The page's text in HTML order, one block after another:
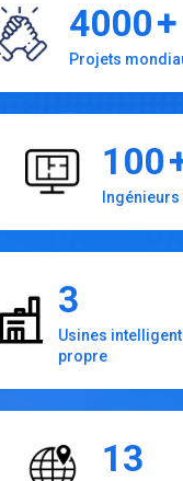
4000+
Projets
100
3
Usines
propre
13